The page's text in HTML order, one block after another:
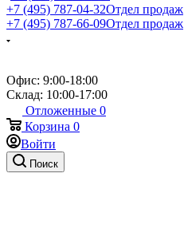
+7 (495) 787-04-32Отдел продаж
+7 (495) 787-66-09Отдел продаж
Офис: 9:00-18:00
Склад: 10:00-17:00
Отложенные 0
Корзина 0
Войти
Поиск